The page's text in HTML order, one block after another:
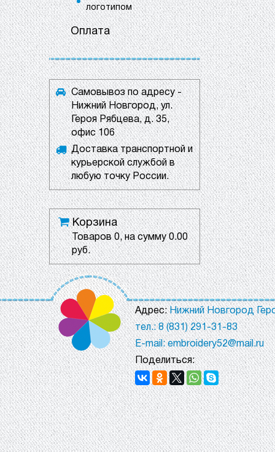
логотипом
Оплата
Самовывоз по адресу -
Нижний Новгород, ул.
Героя Рябцева, д. 35,
офис 106
Доставка транспортной и
курьерской службой в
любую точку России.
Корзина
Товаров0, на сумму0.00
руб.
Адрес:Нижний Новгород
тел.: 8 (831) 291-31-83
E-mail: embroidery52@mail.ru
Поделиться: